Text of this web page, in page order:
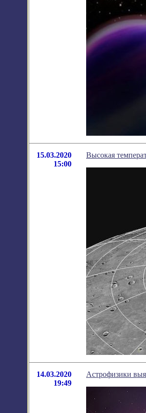
15.03.2020
15:00
Высокая
14.03.2020
19:49
Астрофизики